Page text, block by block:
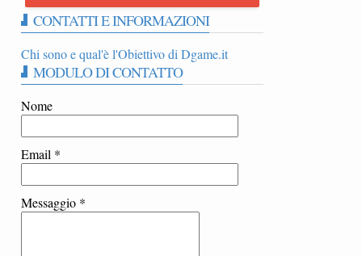
CONTATTI E INFORMAZIONI
Chi sono e qual'è l'Obiettivo di Dgame.it
MODULO DI CONTATTO
Nome
Email *
Messaggio *